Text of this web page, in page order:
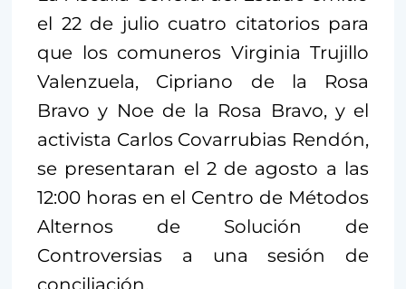
el 22 de julio cuatro citatorios para
que los comuneros Virginia Trujillo
Valenzuela, Cipriano de la Rosa
Bravo y Noe de la Rosa Bravo, y el
activista Carlos Covarrubias Rendón,
se presentaran el 2 de agosto a las
12:00 horas en el Centro de Métodos
Alternos de Solución de
Controversias a una sesión de
conciliación.